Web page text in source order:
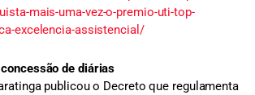
mais-uma-vez-o-premio-uti-top-
excelencia-assistencial/
de diárias
publicou o Decreto que regulamenta